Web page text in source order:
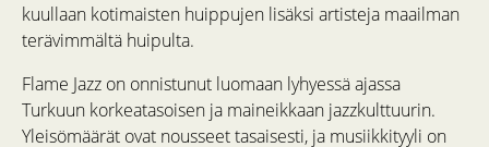
kuullaan kotimaisten huippujen lisäksi artisteja maailman
terävimmältä huipulta.
Flame Jazz on onnistunut luomaan lyhyessä ajassa
Turkuun korkeatasoisen ja maineikkaan jazzkulttuurin.
Yleisömäärät ovat nousseet tasaisesti, ja musiikkityyli on